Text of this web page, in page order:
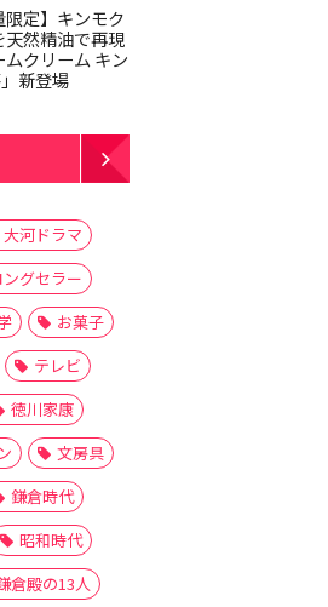
限定】キンモク
然精油で再現
ムクリーム キン
新登場
大河ドラマ
ングセラー
お菓子
テレビ
徳川家康
文房具
鎌倉時代
昭和時代
倉殿の13人